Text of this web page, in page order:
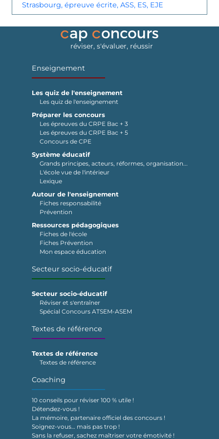
Strasbourg, épreuve écrite, ASS, ES, EJE
réviser, s'évaluer, réussir
Enseignement
Les quiz de l'enseignement
Les quiz de l'enseignement
Préparer les concours
Les épreuves du CRPE Bac + 3
Les épreuves du CRPE Bac + 5
Concours de CPE
Système éducatif
Grands principes, acteurs, réformes, organisation...
L'école vue de l'intérieur
Lexique
Autour de l'enseignement
Fiches responsabilité
Prévention
Ressources pédagogiques
Fiches de l'école
Fiches Prévention
Mon espace éducation
Secteur socio-éducatif
Secteur socio-éducatif
Réviser et s'entraîner
Spécial Concours ATSEM-ASEM
Textes de référence
Textes de référence
Textes de référence
Coaching
10 conseils pour réviser 100 % utile !
Détendez-vous !
La mémoire, partenaire officiel des concours !
Soignez-vous… mais pas trop !
Sans la refuser, sachez maîtriser votre émotivité !